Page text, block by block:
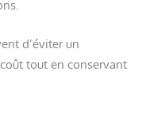
d’éviter un
tout en conservant